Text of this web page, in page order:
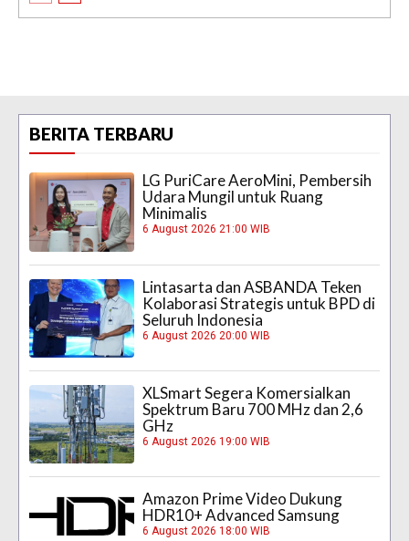
BERITA TERBARU
LG PuriCare AeroMini, Pembersih
Udara Mungil untuk Ruang
Minimalis
6 August 2026 21:00 WIB
Lintasarta dan ASBANDA Teken
Kolaborasi Strategis untuk BPD di
Seluruh Indonesia
6 August 2026 20:00 WIB
XLSmart Segera Komersialkan
Spektrum Baru 700 MHz dan 2,6
GHz
6 August 2026 19:00 WIB
Amazon Prime Video Dukung
HDR10+ Advanced Samsung
6 August 2026 18:00 WIB